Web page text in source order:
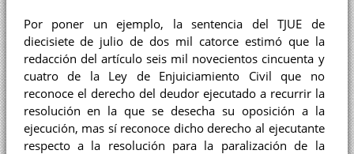
Por poner un ejemplo, la sentencia del TJUE de
diecisiete de julio de dos mil catorce estimó que la
redacción del artículo seis mil novecientos cincuenta y
cuatro de la Ley de Enjuiciamiento Civil que no
reconoce el derecho del deudor ejecutado a recurrir la
resolución en la que se desecha su oposición a la
ejecución, mas sí reconoce dicho derecho al ejecutante
respecto a la resolución para la paralización de la